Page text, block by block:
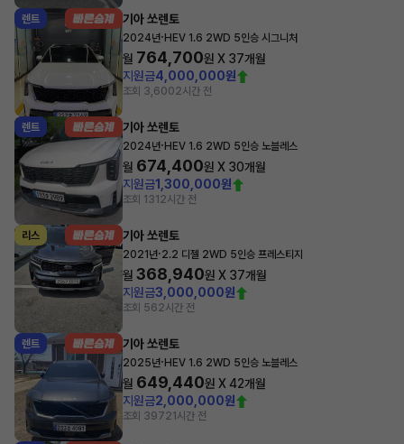
렌트 기아 쏘렌토
2024년· HEV 1.6 2WD 5인승 시그니처
월 764,700원 X 37개월
지원금4,000,000원
조회 3,6002시간 전
렌트 기아 쏘렌토
2024년· HEV 1.6 2WD 5인승 노블레스
월 674,400원 X 30개월
지원금1,300,000원
조회 131 2시간 전
리스 기아 쏘렌토
2021년·2.2 디젤 2WD 5인승 프레스티지
월 368,940원 X 37개월
지원금3,000,000원
조회 562시간 전
렌트 기아 쏘렌토
2025년· HEV 1.6 2WD 5인승 노블레스
월 649,440원 X42개월
지원금2,000,000원
조회 39721시간 전